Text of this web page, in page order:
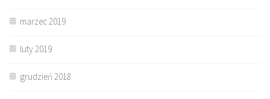
marzec 2019
luty 2019
grudzień 2018